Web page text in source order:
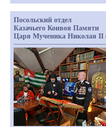
Посольский отдел
Казачьего Конвоя Памяти
Царя Мученика Николая II